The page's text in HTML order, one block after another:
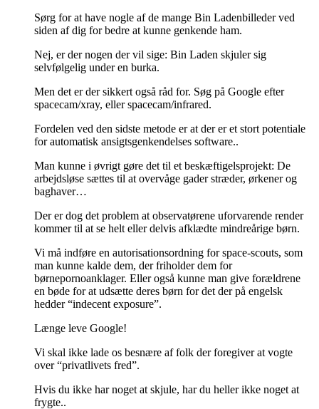
Sørg for at have nogle af de mange Bin Ladenbilleder ved
siden af dig for bedre at kunne genkende ham.
Nej, er der nogen der vil sige: Bin Laden skjuler sig
selvfølgelig under en burka.
Men det er der sikkert også råd for. Søg på Google efter
spacecam/xray, eller spacecam/infrared.
Fordelen ved den sidste metode er at der er et stort potentiale
for automatisk ansigtsgenkendelses software..
Man kunne i øvrigt gøre det til et beskæftigelsprojekt: De
arbejdsløse sættes til at overvåge gader stræder, ørkener og
baghaver…
Der er dog det problem at observatørene uforvarende render
kommer til at se helt eller delvis afklædte mindreårige børn.
Vi må indføre en autorisationsordning for space-scouts, som
man kunne kalde dem, der friholder dem for
børnepornoanklager. Eller også kunne man give forældrene
en bøde for at udsætte deres børn for det der på engelsk
hedder “indecent exposure”.
Længe leve Google!
Vi skal ikke lade os besnære af folk der foregiver at vogte
over “privatlivets fred”.
Hvis du ikke har noget at skjule, har du heller ikke noget at
frygte..